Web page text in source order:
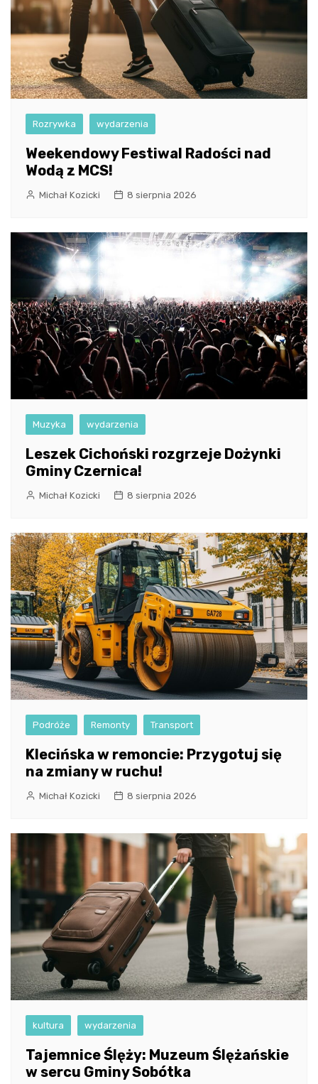
Rozrywka wydarzenia
Weekendowy Festiwal Radości nad
Wodą z MCS!
Michał Kozicki 8 sierpnia 2026
Muzyka wydarzenia
Leszek Cichoński rozgrzeje Dożynki
Gminy Czernica!
Michał Kozicki 8 sierpnia 2026
Podróże Remonty Transport
Klecińska w remoncie: Przygotuj się
na zmiany w ruchu!
Michał Kozicki 8 sierpnia 2026
kultura wydarzenia
Tajemnice Ślęży: Muzeum Ślężańskie
w sercu Gminy Sobótka